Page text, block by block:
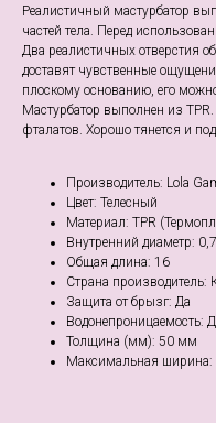
Реалистичный мастурбатор
частей тела. Перед
Два реалистичных отверстия
доставят чувственные
плоскому основанию, его
Мастурбатор выполнен из
фталатов. Хорошо тянется и
Производитель: Lola
Цвет: Телесный
Материал: TPR
Внутренний диаметр:
Общая длина: 16
Страна производитель:
Защита от брызг: Да
Водонепроницаемость:
Толщина (мм): 50 мм
Максимальная ширина: